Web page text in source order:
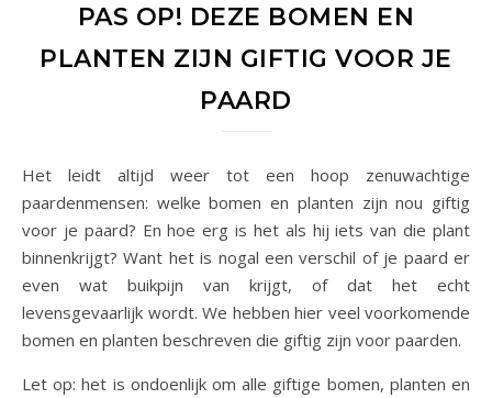
PAS OP! DEZE BOMEN EN
PLANTEN ZIJN GIFTIG VOOR JE
PAARD
Het leidt altijd weer tot een hoop zenuwachtige
paardenmensen: welke bomen en planten zijn nou giftig
voor je paard? En hoe erg is het als hij iets van die plant
binnenkrijgt? Want het is nogal een verschil of je paard er
even wat buikpijn van krijgt, of dat het echt
levensgevaarlijk wordt. We hebben hier veel voorkomende
bomen en planten beschreven die giftig zijn voor paarden.
Let op: het is ondoenlijk om alle giftige bomen, planten en